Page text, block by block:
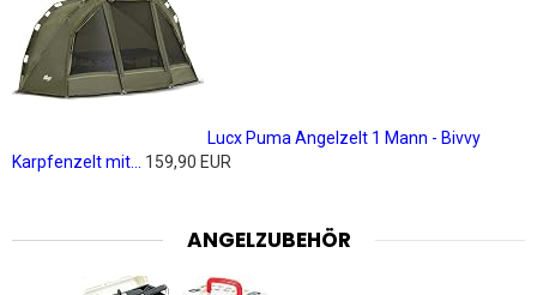
Lucx Puma Angelzelt 1 Mann - Bivvy
Karpfenzelt mit...
159,90 EUR
ANGELZUBEHÖR